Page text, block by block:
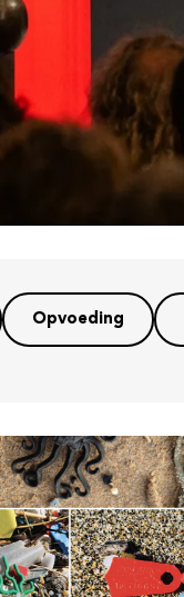
Opvoeding